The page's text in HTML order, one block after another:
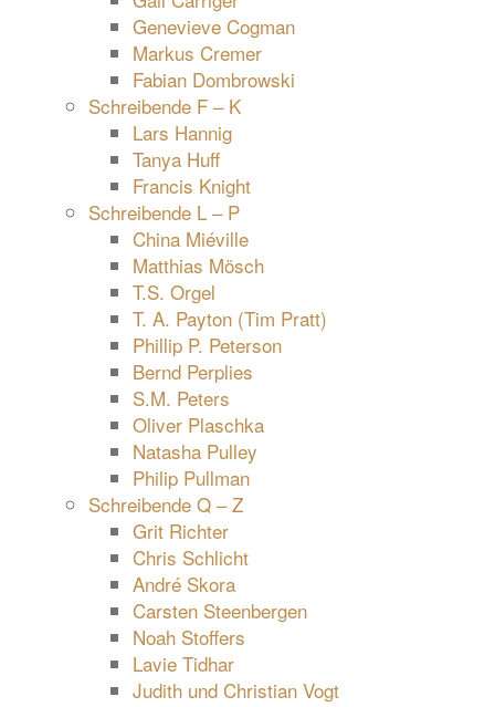
Genevieve Cogman
Markus Cremer
Fabian Dombrowski
Schreibende F – K
Lars Hannig
Tanya Huff
Francis Knight
Schreibende L – P
China Miéville
Matthias Mösch
T.S. Orgel
T. A. Payton (Tim Pratt)
Phillip P. Peterson
Bernd Perplies
S.M. Peters
Oliver Plaschka
Natasha Pulley
Philip Pullman
Schreibende Q – Z
Grit Richter
Chris Schlicht
André Skora
Carsten Steenbergen
Noah Stoffers
Lavie Tidhar
Judith und Christian Vogt